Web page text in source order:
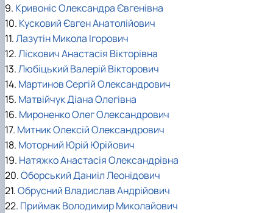
9. Кривоніс Олександра Євгенівна
10. Кусковий Євген Анатолійович
11.Лазутін Микола Ігорович
12.Ліскович Анастасія Вікторівна
13.Любіцький Валерій Вікторович
14. Мартинов Сергій Олександрович
15. Матвійчук Діана Олегівна
16. Мироненко Олег Олександрович
17. Митник Олексій Олександрович
18. Моторний Юрій Юрійович
19. Натяжко Анастасія Олександрівна
20.Оборський Даниіл Леонідович
21.Обрусний Владислав Андрійович
22. Приймак Володимир Миколайович